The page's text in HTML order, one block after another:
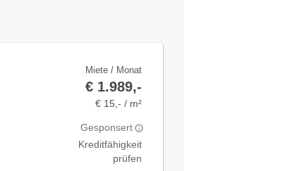
Miete / Monat
€ 1.989,-
€ 15,- / m²
Gesponsert
Kreditfähigkeit
prüfen